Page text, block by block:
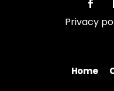
Home
Privacy